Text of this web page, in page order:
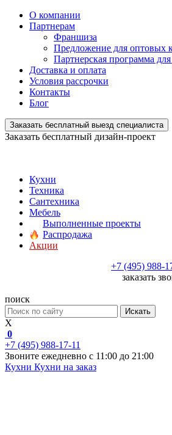
О компании
Партнерам
Франшиза
Предложение для оптовых
Партнерская программа
Доставка и оплата
Условия рассрочки
Контакты
Блог
Заказать бесплатный выезд специалиста
Заказать бесплатный дизайн-проект
Кухни
Техника
Сантехника
Мебель
Выполненные проекты
Распродажа
Акции
+7 (495) 988-
заказать
поиск
Искать
X
0
+7 (495) 988-17-11
Звоните ежедневно с 11:00 до 21:00
Кухни Кухни на заказ